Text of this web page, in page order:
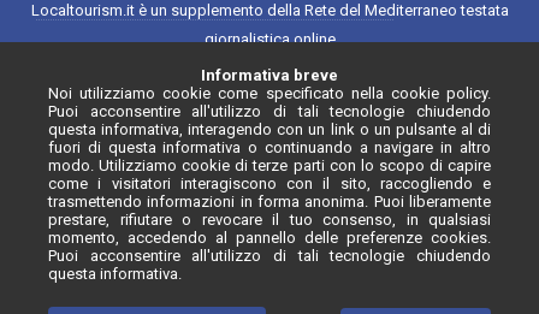
Localtourism.it è un supplemento della Rete del Mediterraneo testata
giornalistica online
Trib. di Foggia n.1893/2019 - Reg. 2/2019- Rete del Mediterraneo
Contratto di Rete Editore
Direttore Responsabile: Luca D'Andrea
Iscrizione Registro degli Operatori di Comunicazione N. 34646 con
provvedimento n. 55 del 20/07/2020
Informativa breve
Noi utilizziamo cookie come specificato nella cookie policy.
Puoi acconsentire all'utilizzo di tali tecnologie chiudendo
questa informativa, interagendo con un link o un pulsante al di
fuori di questa informativa o continuando a navigare in altro
modo. Utilizziamo cookie di terze parti con lo scopo di capire
come i visitatori interagiscono con il sito, raccogliendo e
trasmettendo informazioni in forma anonima. Puoi liberamente
prestare, rifiutare o revocare il tuo consenso, in qualsiasi
momento, accedendo al pannello delle preferenze cookies.
Puoi acconsentire all'utilizzo di tali tecnologie chiudendo
questa informativa.